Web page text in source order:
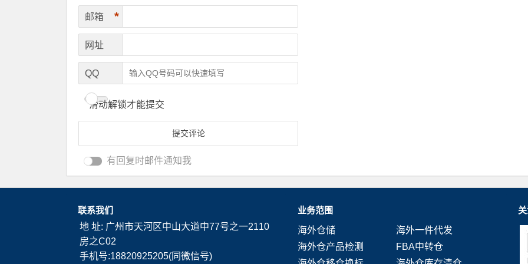
邮箱 *
网址
QQ
滑动解锁才能提交
有回复时邮件通知我
联系我们
地 址: 广州市天河区中山大道中77号之一2110
房之C02
手机号:18820925205(同微信号)
业务范围
海外仓储
海外一件代发
海外仓产品检测
FBA中转仓